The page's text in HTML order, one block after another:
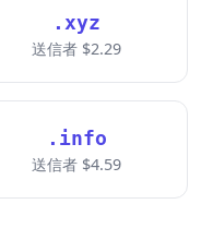
.xyz
送信者 $2.29
.info
送信者 $4.59